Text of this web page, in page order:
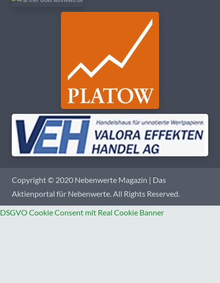
Copyright © 2020 Nebenwerte Magazin | Das
Aktienportal für Nebenwerte. All Rights Reserved.
DSGVO Cookie Consent mit Real Cookie Banner